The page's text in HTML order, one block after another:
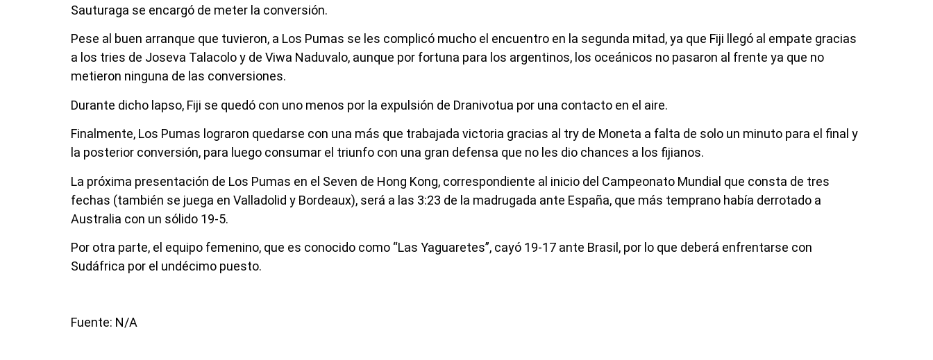
Sauturaga se encargó de meter la conversión.
Pese al buen arranque que tuvieron, a Los Pumas se les complicó mucho el encuentro en la segunda mitad, ya que Fiji llegó al empate gracias
a los tries de Joseva Talacolo y de Viwa Naduvalo, aunque por fortuna para los argentinos, los oceánicos no pasaron al frente ya que no
metieron ninguna de las conversiones.
Durante dicho lapso, Fiji se quedó con uno menos por la expulsión de Dranivotua por una contacto en el aire.
Finalmente, Los Pumas lograron quedarse con una más que trabajada victoria gracias al try de Moneta a falta de solo un minuto para el final y
la posterior conversión, para luego consumar el triunfo con una gran defensa que no les dio chances a los fijianos.
La próxima presentación de Los Pumas en el Seven de Hong Kong, correspondiente al inicio del Campeonato Mundial que consta de tres
fechas (también se juega en Valladolid y Bordeaux), será a las 3:23 de la madrugada ante España, que más temprano había derrotado a
Australia con un sólido 19-5.
Por otra parte, el equipo femenino, que es conocido como “Las Yaguaretes”, cayó 19-17 ante Brasil, por lo que deberá enfrentarse con
Sudáfrica por el undécimo puesto.
Fuente: N/A